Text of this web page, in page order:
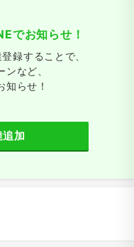
でお知らせ！
録することで、
など、
知らせ！
加